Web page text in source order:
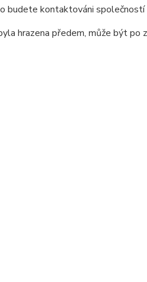
budete kontaktováni
hrazena předem, může být po